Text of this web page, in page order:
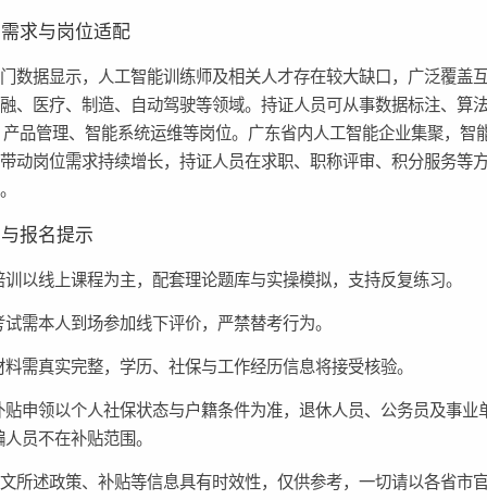
求与岗位适配
数据显示，人工智能训练师及相关人才存在较大缺口，广泛覆盖
、医疗、制造、自动驾驶等领域。持证人员可从事数据标注、算
品管理、智能系统运维等岗位。广东省内人工智能企业集聚，智
动岗位需求持续增长，持证人员在求职、职称评审、积分服务等
报名提示
训以线上课程为主，配套理论题库与实操模拟，支持反复练习。
试需本人到场参加线下评价，严禁替考行为。
料需真实完整，学历、社保与工作经历信息将接受核验。
贴申领以个人社保状态与户籍条件为准，退休人员、公务员及事业
人员不在补贴范围。
所述政策、补贴等信息具有时效性，仅供参考，一切请以各省市